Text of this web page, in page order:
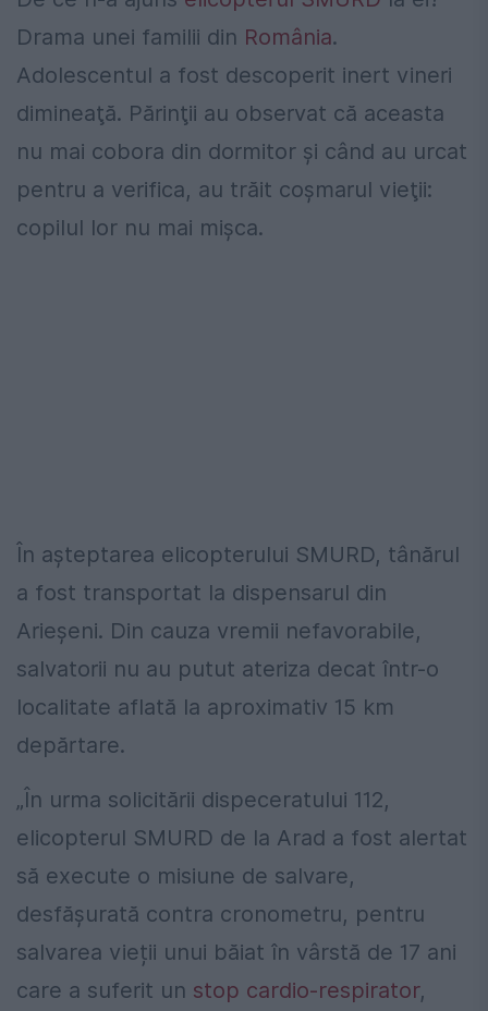
Drama unei familii din România.
Adolescentul a fost descoperit inert vineri
dimineaţă. Părinţii au observat că aceasta
nu mai cobora din dormitor şi când au urcat
pentru a verifica, au trăit coşmarul vieţii:
copilul lor nu mai mişca.
În aşteptarea elicopterului SMURD, tânărul
a fost transportat la dispensarul din
Arieşeni. Din cauza vremii nefavorabile,
salvatorii nu au putut ateriza decat într-o
localitate aflată la aproximativ 15 km
depărtare.
„În urma solicitării dispeceratului 112,
elicopterul SMURD de la Arad a fost alertat
să execute o misiune de salvare,
desfășurată contra cronometru, pentru
salvarea vieții unui băiat în vârstă de 17 ani
care a suferit un stop cardio-respirator,